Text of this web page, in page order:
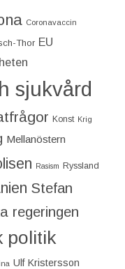
Coronavaccin
Thor EU
sjukvård
Konst Krig
Mellanöstern
Rasism Ryssland
Stefan
regeringen
politik
Ulf Kristersson